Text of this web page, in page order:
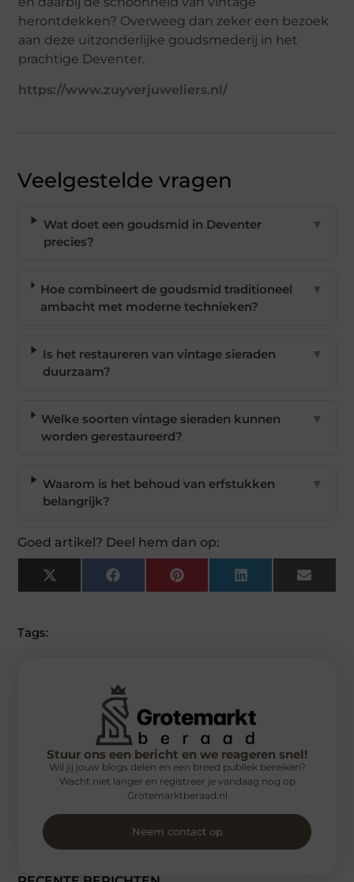
herontdekken? Overweeg dan zeker een bezoek
aan deze uitzonderlijke goudsmederij in het
prachtige Deventer.
https://www.zuyverjuweliers.nl/
Veelgestelde vragen
Wat doet een goudsmid in Deventer
precies?
▼
Hoe combineert de goudsmid traditioneel
ambacht met moderne technieken?
▼
Is het restaureren van vintage sieraden
duurzaam?
▼
Welke soorten vintage sieraden kunnen
worden gerestaureerd?
▼
Waarom is het behoud van erfstukken
belangrijk?
▼
Goed artikel? Deel hem dan op:
X
(Twitter)
FacebookPinterest LinkedIn Email
Tags:
Stuur ons een bericht en we reageren snel!
Wil jij jouw blogs delen en een breed publiek bereiken?
Wacht niet langer en registreer je vandaag nog op
Grotemarktberaad.nl
Neem contact op